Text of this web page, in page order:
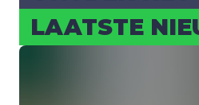
LAAT­STE